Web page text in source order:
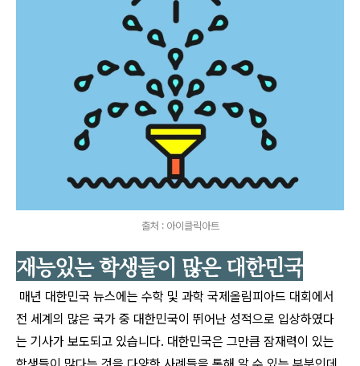
출처 : 아이클릭아트
재능있는 학생들이 많은 대한민국
매년 대한민국 뉴스에는 수학 및 과학 국제올림피아드 대회에서
전 세계의 많은 국가 중 대한민국이 뛰어난 성적으로 입상하였다
는 기사가 보도되고 있습니다. 대한민국은 그만큼 잠재력이 있는